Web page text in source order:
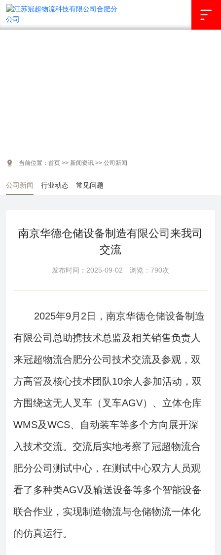

公司新闻 行业动态 常见问题
 当前位置： 首页 >> 新闻资讯 >> 公司新闻
南京华德仓储设备制造有限公司来我司
交流
发布时间：2025-09-02 浏览：790次
2025年9月2日，南京华德仓储设备制造
有限公司总助携技术总监及相关销售负责人
来冠超物流合肥分公司技术交流及参观，双
方高管及核心技术团队10余人参加活动，双
方围绕这无人叉车（叉车AGV）、立体仓库
WMS及WCS、自动装车等多个方向展开深
入技术交流。交流后实地考察了冠超物流合
肥分公司测试中心，在测试中心双方人员观
看了多种类AGV及输送设备等多个智能设备
联合作业，实现制造物流与仓储物流一体化
的仿真运行。